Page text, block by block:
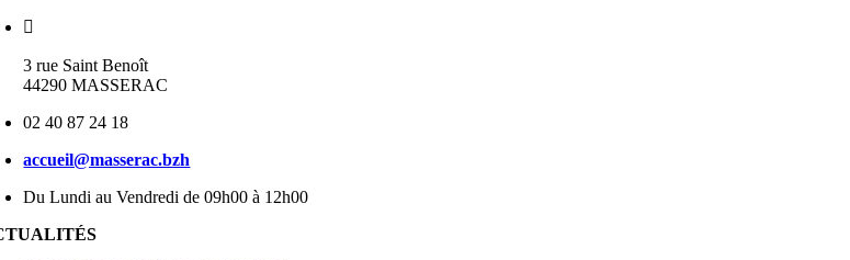
3 rue Saint Benoît
44290 MASSERAC
02 40 87 24 18
accueil@masserac.bzh
Du Lundi au Vendredi de 09h00 à 12h00